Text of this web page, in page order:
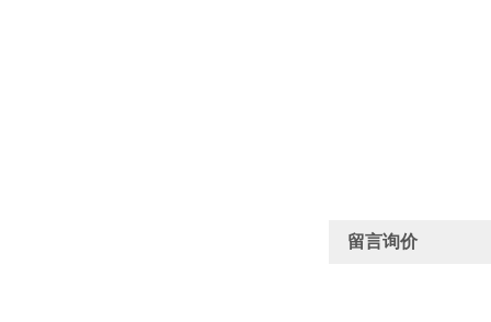
留言询价